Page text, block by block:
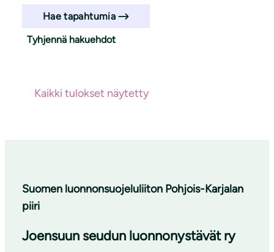
Hae tapahtumia
Tyhjennä hakuehdot
Haun tulokset
Kaikki tulokset näytetty
Suomen luonnonsuojeluliiton Pohjois-Karjalan
piiri
Joensuun seudun luonnonystävät ry